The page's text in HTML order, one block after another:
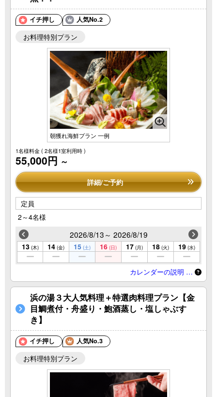
イチ押し 人気No.2
お料理特別プラン
朝獲れ海鮮プラン 一例
1名様料金( 2名様1室利用時 )
55,000円 ～
詳細/ご予約
定員
2～4名様
2026/8/13～ 2026/8/19
13 (木) 14 (金) 15 (土) 16 (日) 17 (月) 18 (火) 19 (水)
カレンダーの説明 …
浜の湯３大人気料理＋特選肉料理プラン【金
目鯛煮付・舟盛り・鮑酒蒸し・塩しゃぶす
き】
イチ押し 人気No.3
お料理特別プラン